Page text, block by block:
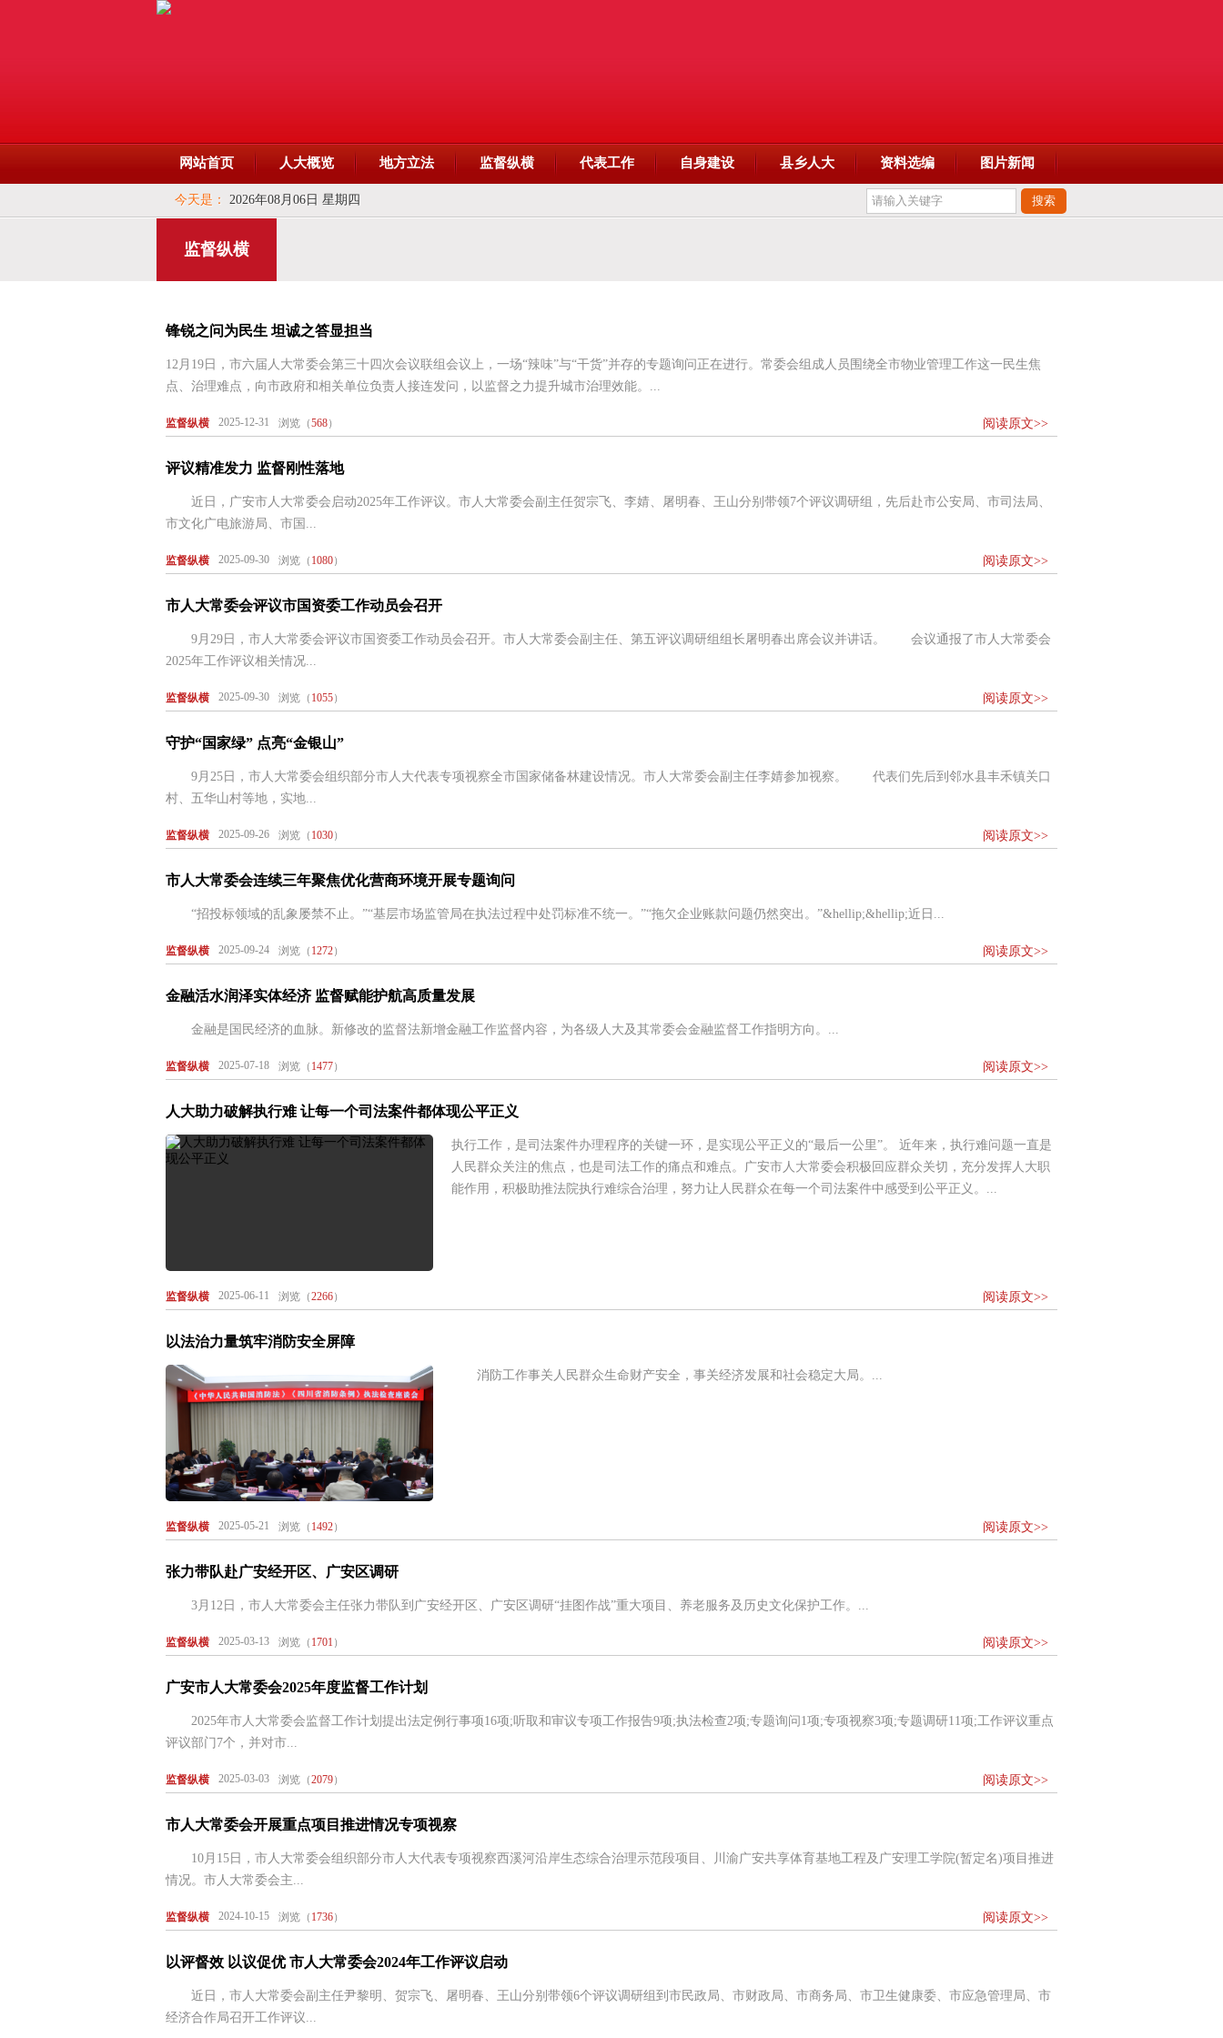
网站首页 人大概览 地方立法 监督纵横 代表工作 自身建设 县乡人大 资料选编 图片新闻
今天是： 2026年08月06日 星期四
监督纵横
锋锐之问为民生 坦诚之答显担当
12月19日，市六届人大常委会第三十四次会议联组会议上，一场“辣味”与“干货”并存的专题询问正在进行。常委会组成人员围绕全市物业管理工作这一民生焦
点、治理难点，向市政府和相关单位负责人接连发问，以监督之力提升城市治理效能。...
监督纵横 2025-12-31 浏览（568） 阅读原文>>
评议精准发力 监督刚性落地
近日，广安市人大常委会启动2025年工作评议。市人大常委会副主任贺宗飞、李婧、屠明春、王山分别带领7个评议调研组，先后赴市公安局、市司法局、
市文化广电旅游局、市国...
监督纵横 2025-09-30 浏览（ 1080） 阅读原文>>
市人大常委会评议市国资委工作动员会召开
9月29日，市人大常委会评议市国资委工作动员会召开。市人大常委会副主任、第五评议调研组组长屠明春出席会议并讲话。 会议通报了市人大常委会
2025年工作评议相关情况...
监督纵横 2025-09-30 浏览（ 1055） 阅读原文>>
守护“国家绿” 点亮“金银山”
9月25日，市人大常委会组织部分市人大代表专项视察全市国家储备林建设情况。市人大常委会副主任李婧参加视察。 代表们先后到邻水县丰禾镇关口
村、五华山村等地，实地...
监督纵横 2025-09-26 浏览（ 1030） 阅读原文>>
市人大常委会连续三年聚焦优化营商环境开展专题询问
“招投标领域的乱象屡禁不止。”“基层市场监管局在执法过程中处罚标准不统一。”“拖欠企业账款问题仍然突出。”&hellip;&hellip;近日...
监督纵横 2025-09-24 浏览（ 1272） 阅读原文>>
金融活水润泽实体经济 监督赋能护航高质量发展
金融是国民经济的血脉。新修改的监督法新增金融工作监督内容，为各级人大及其常委会金融监督工作指明方向。...
监督纵横 2025-07-18 浏览（ 1477） 阅读原文>>
人大助力破解执行难 让每一个司法案件都体现公平正义
执行工作，是司法案件办理程序的关键一环，是实现公平正义的“最后一公里”。 近年来，执行难问题一直是
人民群众关注的焦点，也是司法工作的痛点和难点。广安市人大常委会积极回应群众关切，充分发挥人大职
能作用，积极助推法院执行难综合治理，努力让人民群众在每一个司法案件中感受到公平正义。...
监督纵横 2025-06-11 浏览（2266） 阅读原文>>
以法治力量筑牢消防安全屏障
消防工作事关人民群众生命财产安全，事关经济发展和社会稳定大局。...
监督纵横 2025-05-21 浏览（ 1492） 阅读原文>>
张力带队赴广安经开区、广安区调研
3月12日，市人大常委会主任张力带队到广安经开区、广安区调研“挂图作战”重大项目、养老服务及历史文化保护工作。...
监督纵横 2025-03-13 浏览（ 1701 ） 阅读原文>>
广安市人大常委会2025年度监督工作计划
2025年市人大常委会监督工作计划提出法定例行事项16项;听取和审议专项工作报告9项;执法检查2项;专题询问1项;专项视察3项;专题调研11项;工作评议重点
评议部门7个，并对市...
监督纵横 2025-03-03 浏览（2079） 阅读原文>>
市人大常委会开展重点项目推进情况专项视察
10月15日，市人大常委会组织部分市人大代表专项视察西溪河沿岸生态综合治理示范段项目、川渝广安共享体育基地工程及广安理工学院(暂定名)项目推进
情况。市人大常委会主...
监督纵横 2024-10-15 浏览（ 1736） 阅读原文>>
以评督效 以议促优 市人大常委会2024年工作评议启动
近日，市人大常委会副主任尹黎明、贺宗飞、屠明春、王山分别带领6个评议调研组到市民政局、市财政局、市商务局、市卫生健康委、市应急管理局、市
经济合作局召开工作评议...